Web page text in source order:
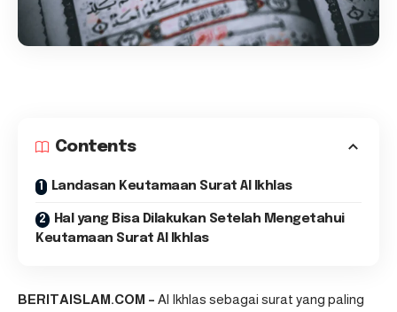
Contents
Landasan Keutamaan Surat Al Ikhlas
Hal yang Bisa Dilakukan Setelah Mengetahui
Keutamaan Surat Al Ikhlas
BERITAISLAM.COM – Al Ikhlas sebagai surat yang paling